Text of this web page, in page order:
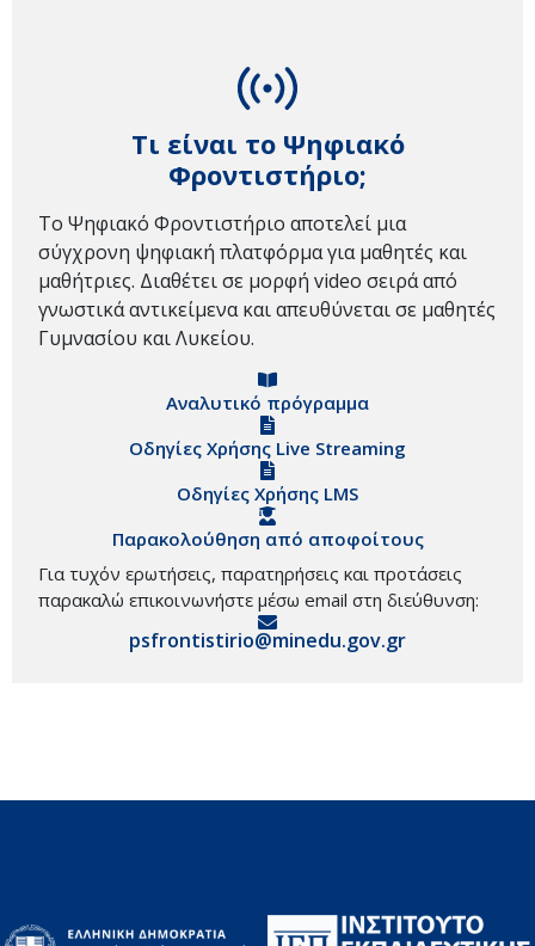
Τι είναι το Ψηφιακό
Φροντιστήριο;
Το Ψηφιακό Φροντιστήριο αποτελεί μια
σύγχρονη ψηφιακή πλατφόρμα για μαθητές και
μαθήτριες. Διαθέτει σε μορφή video σειρά από
γνωστικά αντικείμενα και απευθύνεται σε μαθητές
Γυμνασίου και Λυκείου.
Αναλυτικό πρόγραμμα
Οδηγίες Χρήσης Live Streaming
Οδηγίες Χρήσης LMS
Παρακολούθηση από αποφοίτους
Για τυχόν ερωτήσεις, παρατηρήσεις και προτάσεις
παρακαλώ επικοινωνήστε μέσω email στη διεύθυνση:
psfrontistirio@minedu.gov.gr